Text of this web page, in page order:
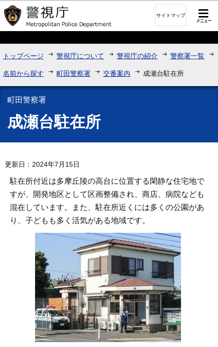
このページの本文へ移動
サイトマップ
トップページ 警視庁について 警視庁の紹介 警察署一覧
名前から探す 町田警察署 交番案内 成瀬台駐在所
町田警察署
成瀬台駐在所
更新日：2024年7月15日
駐在所付近は多摩丘陵の高台に位置する閑静な住宅地で
すが、開発地区として区画整備され、商店、病院なども
混在しています。また、駐在所近くには多くの公園があ
り、子どもも多く活気がある地域です。